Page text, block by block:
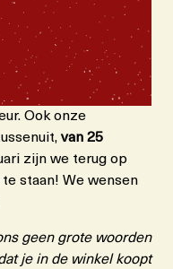
Ook onze
van 25
zijn we terug op
staan! We wensen
geen grote woorden
je in de winkel koopt